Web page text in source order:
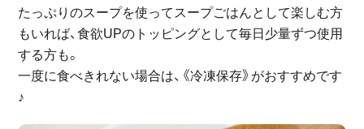
たっぷりのスープを使ってスープごはんとして楽しむ方
もいれば、食欲UPのトッピングとして毎日少量ずつ使用
する方も。
一度に食べきれない場合は、《冷凍保存》がおすすめです
♪